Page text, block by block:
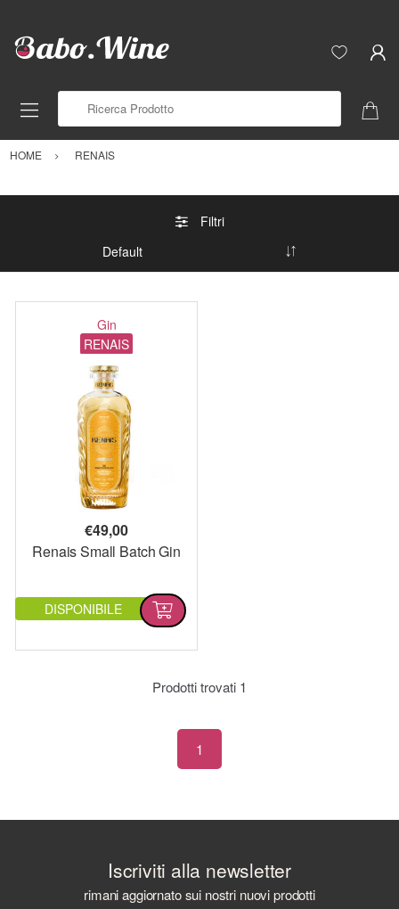
HOME RENAIS
Filtri
Gin
RENAIS
€49,00
Renais Small Batch Gin
DISPONIBILE
Prodotti trovati 1
1
Iscriviti alla newsletter
rimani aggiornato sui nostri nuovi prodotti